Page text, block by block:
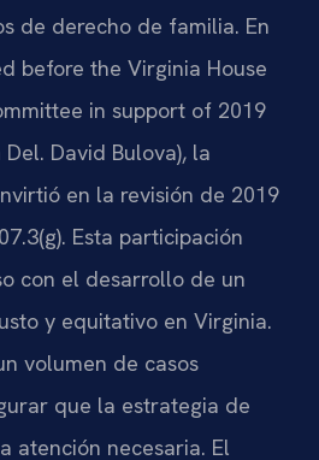
de derecho de familia. En
before the Virginia House
in support of 2019
David Bulova), la
en la revisión de 2019
Esta participación
con el desarrollo de un
y equitativo en Virginia.
volumen de casos
que la estrategia de
atención necesaria. El